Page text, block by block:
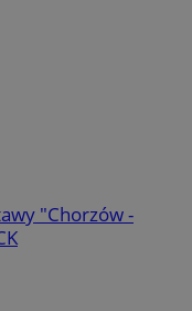
"Chorzów -